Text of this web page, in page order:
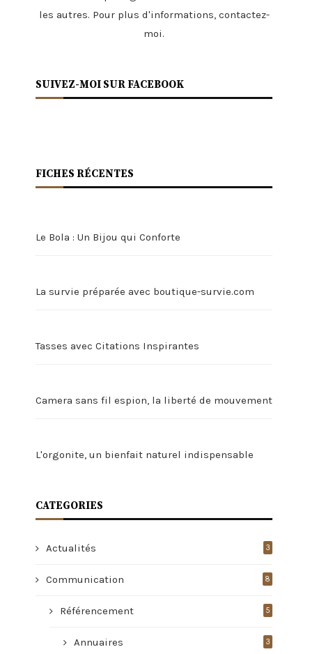
les autres. Pour plus d'informations, contactez-
moi.
SUIVEZ-MOI SUR FACEBOOK
FICHES RÉCENTES
Le Bola : Un Bijou qui Conforte
La survie préparée avec boutique-survie.com
Tasses avec Citations Inspirantes
Camera sans fil espion, la liberté de mouvement
L'orgonite, un bienfait naturel indispensable
CATEGORIES
Actualités 3
Communication 8
Référencement 5
Annuaires 3